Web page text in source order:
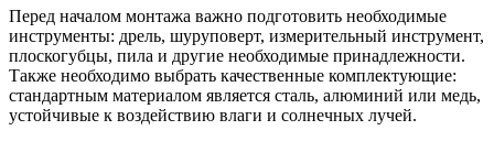
Перед началом монтажа важно подготовить необходимые
инструменты: дрель, шуруповерт, измерительный инструмент,
плоскогубцы, пила и другие необходимые принадлежности.
Также необходимо выбрать качественные комплектующие:
стандартным материалом является сталь, алюминий или медь,
устойчивые к воздействию влаги и солнечных лучей.